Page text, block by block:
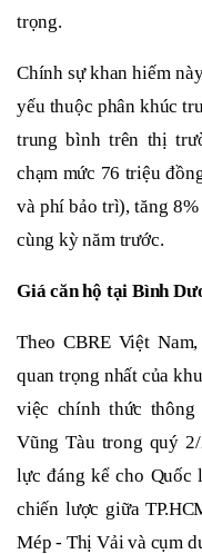
trọng.
Chính sự khan hiếm
yếu thuộc phân khúc
trung bình trên thị
chạm mức 76 triệu
và phí bảo trì), tăng
cùng kỳ năm trước.
Giá căn hộ tạiBình
Theo CBRE Việt
quan trọng nhất của
việc chính thức
Vũng Tàu trong quý
lực đáng kể cho Quốc
chiến lược giữa TP.
Mép - Thị Vải và cụm